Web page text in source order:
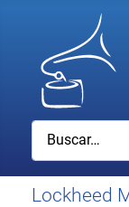
Buscar
Lockheed